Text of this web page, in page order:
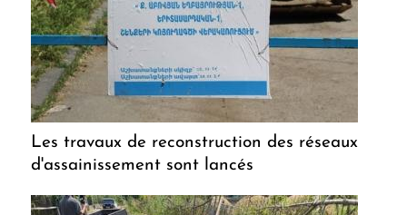
Les travaux de reconstruction des réseaux
d'assainissement sont lancés